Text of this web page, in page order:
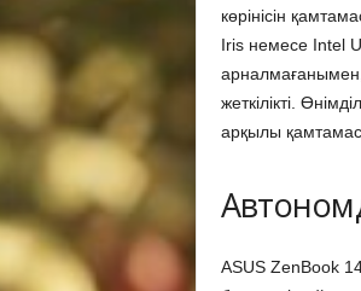
көрінісін
Iris немесе Intel
жеткілікті.
арқылы
ASUS ZenBook